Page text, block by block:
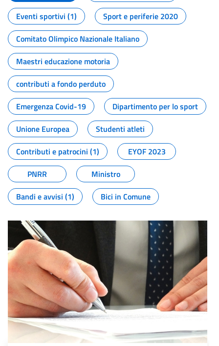
Eventi sportivi (1)
Sport e periferie 2020
Comitato Olimpico Nazionale Italiano
Maestri educazione motoria
contributi a fondo perduto
Emergenza Covid-19
Dipartimento per lo sport
Unione Europea
Studenti atleti
Contributi e patrocini (1)
EYOF 2023
PNRR
Ministro
Bandi e avvisi (1)
Bici in Comune